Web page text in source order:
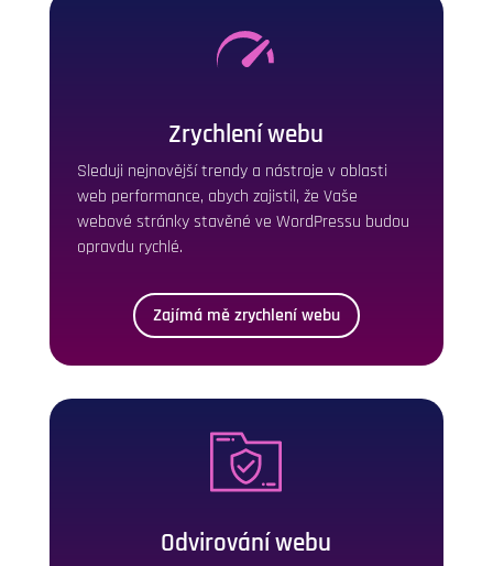
Zrychlení webu
Sleduji nejnovější trendy a nástroje v oblasti
web performance, abych zajistil, že Vaše
webové stránky stavěné ve WordPressu budou
opravdu rychlé.
Zajímá mě zrychlení webu
Odvirování webu